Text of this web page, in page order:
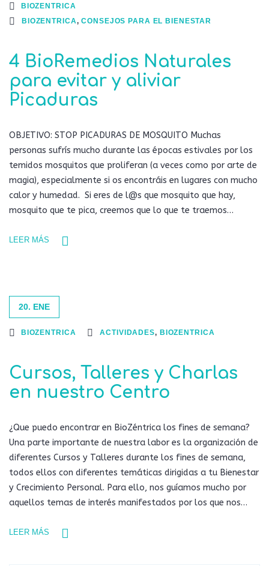
BIOZENTRICA
BIOZENTRICA,CONSEJOS PARA EL BIENESTAR
4 BioRemedios Naturales
para evitar y aliviar
Picaduras
OBJETIVO: STOP PICADURAS DE MOSQUITO Muchas
personas sufrís mucho durante las épocas estivales por los
temidos mosquitos que proliferan (a veces como por arte de
magia), especialmente si os encontráis en lugares con mucho
calor y humedad. Si eres de l@s que mosquito que hay,
mosquito que te pica, creemos que lo que te traemos…
LEER MÁS
20. ENE
BIOZENTRICA ACTIVIDADES, BIOZENTRICA
Cursos, Talleres y Charlas
en nuestro Centro
¿Que puedo encontrar en BioZéntrica los fines de semana?
Una parte importante de nuestra labor es la organización de
diferentes Cursos y Talleres durante los fines de semana,
todos ellos con diferentes temáticas dirigidas a tu Bienestar
y Crecimiento Personal. Para ello, nos guíamos mucho por
aquellos temas de interés manifestados por los que nos…
LEER MÁS